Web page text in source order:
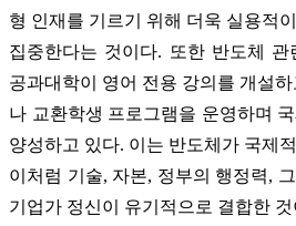
형 인재를 기르기 위해 더욱 실용적
집중한다는 것이다. 또한 반도체
공과대학이 영어 전용 강의를 개설
나 교환학생 프로그램을 운영하며
양성하고 있다. 이는 반도체가 국제
이처럼 기술, 자본, 정부의 행정력,
기업가 정신이 유기적으로 결합한